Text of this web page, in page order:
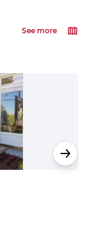
See more